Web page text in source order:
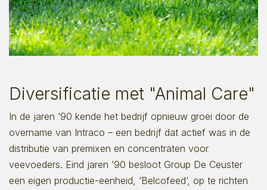
Diversificatie met "Animal Care"
In de jaren ’90 kende het bedrijf opnieuw groei door de
overname van Intraco – een bedrijf dat actief was in de
distributie van premixen en concentraten voor
veevoeders. Eind jaren ’90 besloot Group De Ceuster
een eigen productie-eenheid, ‘Belcofeed’, op te richten